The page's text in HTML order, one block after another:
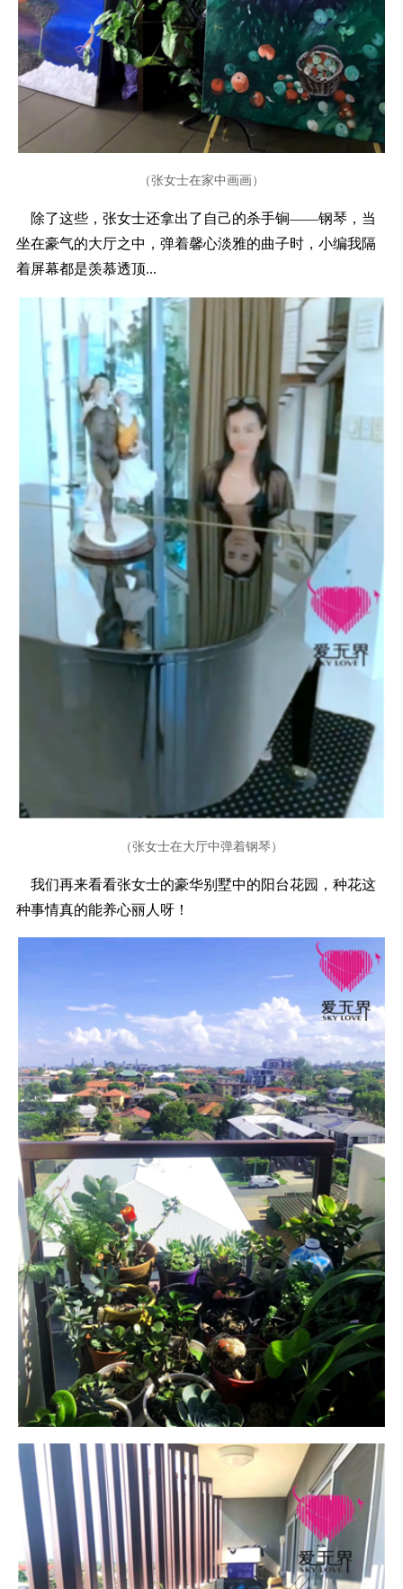
（张女士在家中画画 ）
除了这些，张女士还拿出了自己的杀手锏——钢琴，当
坐在豪气的大厅之中，弹着馨心淡雅的曲子时，小编我隔
着屏幕都是羡慕透顶...
（张女士在大厅中弹着钢琴 ）
我们再来看看张女士的豪华别墅中的阳台花园，种花这
种事情真的能养心丽人呀！